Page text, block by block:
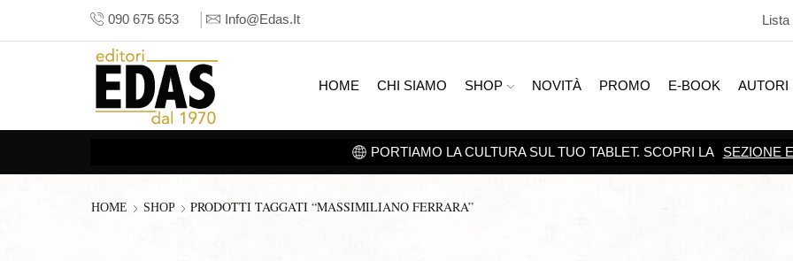
090 675 653 Info@edas.it Lista
HOME CHI SIAMO SHOP NOVITÀ PROMO E-BOOK AUTORI
SCOPRI TUTTE LE PROMOZIONI
HOME SHOP PRODOTTI TAGGATI “MASSIMILIANO FERRARA”